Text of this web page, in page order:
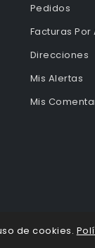
Pedidos
Facturas Por
Direcciones
Mis Alertas
Mis
de cookies.